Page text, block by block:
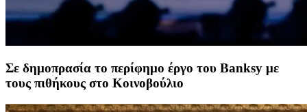
Σε δημοπρασία το περίφημο έργο του Banksy με
τους πιθήκους στο Κοινοβούλιο